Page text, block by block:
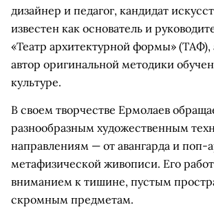
дизайнер и педагог, кандидат
известен как основатель и
«Театр архитектурной формы» (ТАФ),
автор оригинальной методики
культуре.
В своем творчестве Ермолаев
разнообразным художественным
направлениям — от авангарда и поп-
метафизической живописи. Его
вниманием к тишине, пустым
скромным предметам.